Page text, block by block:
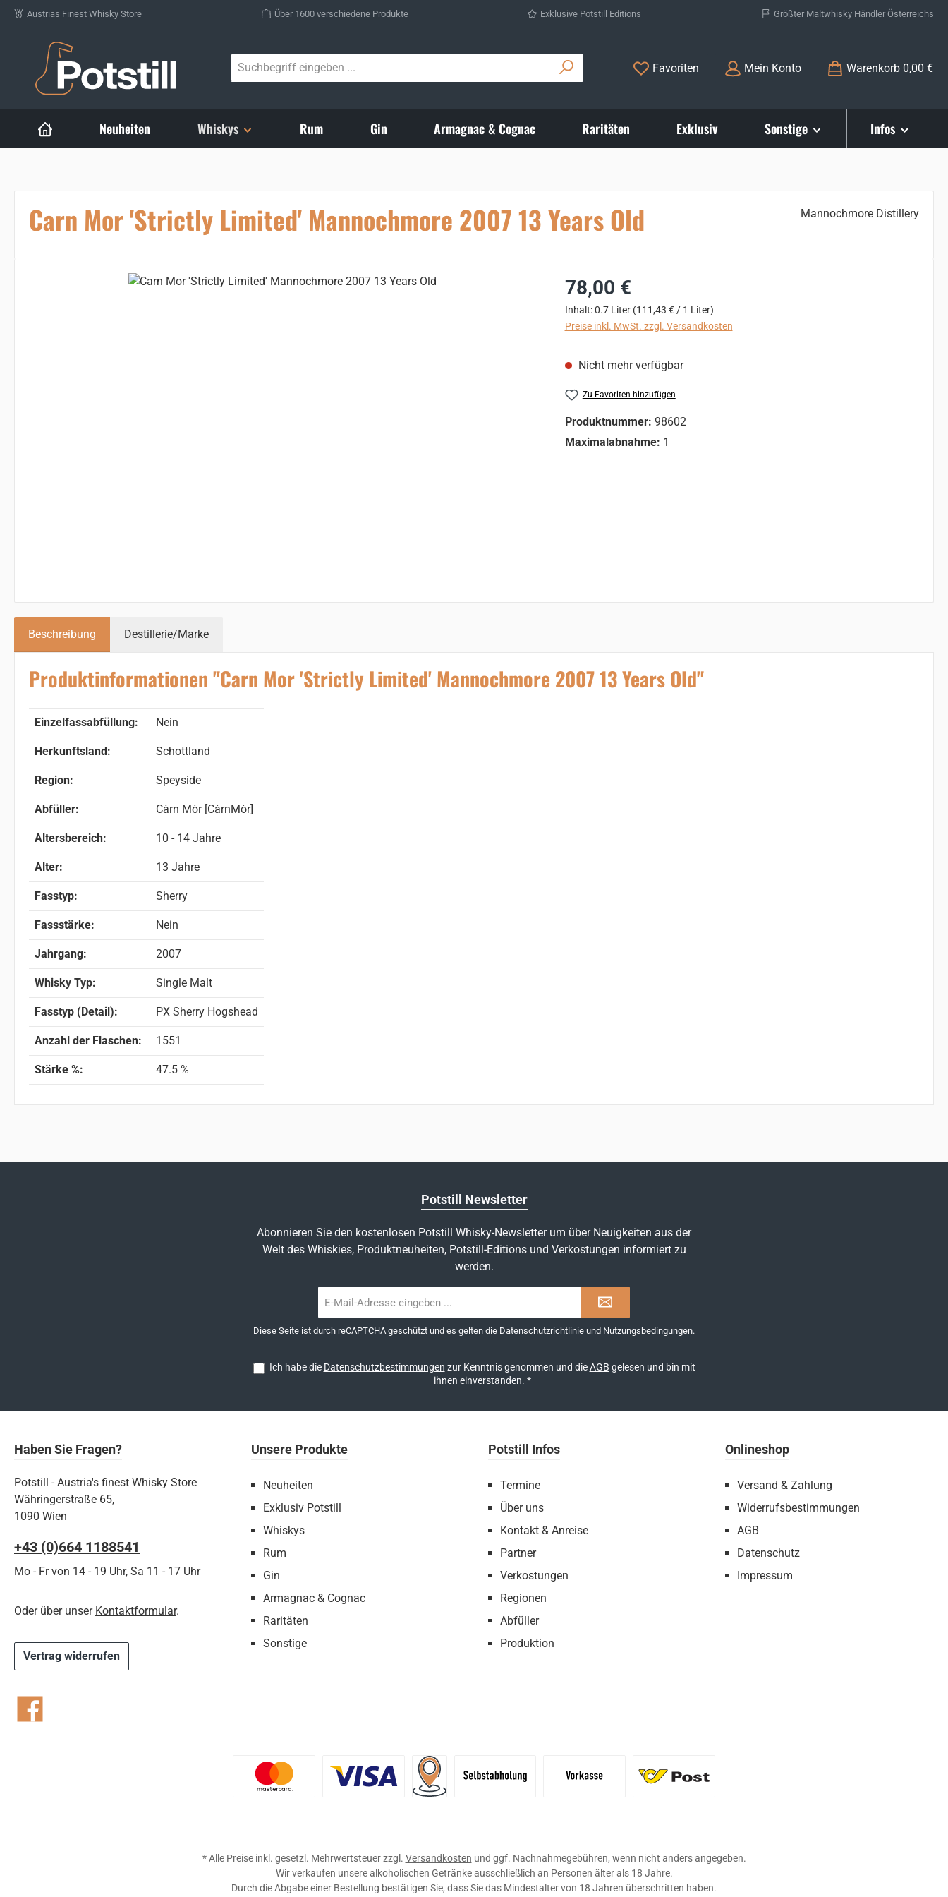
Zum Hauptinhalt springen
Austrias Finest Whisky Store Über 1600 verschiedene Produkte Exklusive Potstill Editions Größter Maltwhisky Händler Österreichs
Favoriten Du hast 0 Produkte auf dem Merkzettel
Mein Konto Warenkorb 0,00 €
Neuheiten Whiskys Rum Gin Armagnac & Cognac Raritäten Exklusiv Sonstige Infos
Carn Mor 'Strictly Limited' Mannochmore 2007 13 Years Old Mannochmore Distillery
Bildergalerie überspringen Regulärer Preis:
78,00 €
Inhalt:0.7 Liter (111,43 € / 1 Liter)
Preise inkl. MwSt. zzgl. Versandkosten
Nicht mehr verfügbar
Zu Favoriten hinzufügen
Produktnummer: 98602
Maximalabnahme: 1
Beschreibung Destillerie/Marke
Produktinformationen "Carn Mor 'Strictly Limited' Mannochmore 2007 13 Years Old"
Einzelfassabfüllung: Nein
Herkunftsland: Schottland
Region: Speyside
Abfüller: Càrn Mòr [CàrnMòr]
Altersbereich: 10 - 14 Jahre
Alter: 13 Jahre
Fasstyp: Sherry
Fassstärke: Nein
Jahrgang: 2007
Whisky Typ: Single Malt
Fasstyp (Detail): PX Sherry Hogshead
Anzahl der Flaschen: 1551
Stärke %: 47.5 %
Potstill Newsletter
Abonnieren Sie den kostenlosen Potstill Whisky-Newsletter um über Neuigkeiten aus der
Welt des Whiskies, Produktneuheiten, Potstill-Editions und Verkostungen informiert zu
werden.
Mail-
Diese Seite ist durch reCAPTCHA geschützt und es gelten die Datenschutzrichtlinie und Nutzungsbedingungen.
Ich habe die Datenschutzbestimmungen zur Kenntnis genommen und dieAGB gelesen und bin mit
ihnen einverstanden. *
Haben Sie Fragen?
Potstill - Austria's finest Whisky Store
Währingerstraße 65,
1090 Wien
+43 (0)664 1188541‬
Mo - Fr von 14 - 19 Uhr, Sa 11 - 17 Uhr
Oder über unser Kontaktformular.
Vertrag widerrufen
Facebook
Unsere Produkte
Neuheiten
Exklusiv Potstill
Whiskys
Rum
Gin
Armagnac & Cognac
Raritäten
Sonstige
Potstill Infos
Termine
Über uns
Kontakt & Anreise
Partner
Verkostungen
Regionen
Abfüller
Produktion
Onlineshop
Versand & Zahlung
Widerrufsbestimmungen
AGB
Datenschutz
Impressum
* Alle Preise inkl. gesetzl. Mehrwertsteuer zzgl. Versandkosten und ggf. Nachnahmegebühren, wenn nicht anders angegeben.
Wir verkaufen unsere alkoholischen Getränke ausschließlich an Personen älter als 18 Jahre.
Durch die Abgabe einer Bestellung bestätigen Sie, dass Sie das Mindestalter von 18 Jahren überschritten haben.